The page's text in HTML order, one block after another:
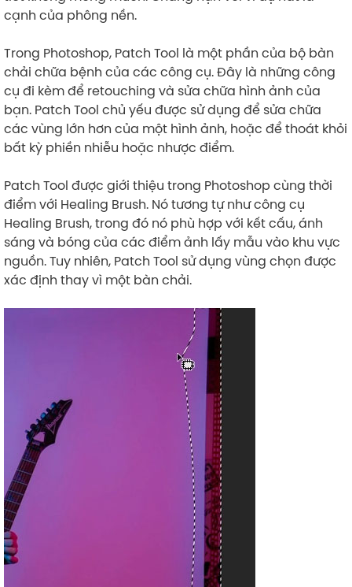
cạnh của phông nền.
Trong Photoshop, Patch Tool là một phần của bộ bàn
chải chữa bệnh của các công cụ. Đây là những công
cụ đi kèm để retouching và sửa chữa hình ảnh của
bạn. Patch Tool chủ yếu được sử dụng để sửa chữa
các vùng lớn hơn của một hình ảnh, hoặc để thoát khỏi
bất kỳ phiền nhiễu hoặc nhược điểm.
Patch Tool được giới thiệu trong Photoshop cùng thời
điểm với Healing Brush. Nó tương tự như công cụ
Healing Brush, trong đó nó phù hợp với kết cấu, ánh
sáng và bóng của các điểm ảnh lấy mẫu vào khu vực
nguồn. Tuy nhiên, Patch Tool sử dụng vùng chọn được
xác định thay vì một bàn chải.